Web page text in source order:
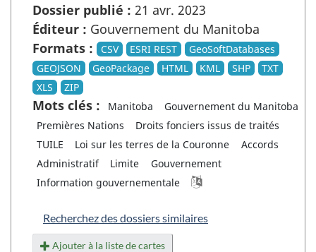
Dossier publié : 21 avr. 2023
Éditeur : Gouvernement du Manitoba
Formats :
CSV ESRI REST
GeoSoftDatabases
GEOJSON
GeoPackage HTML KML SHP
TXT
XLS
ZIP
Mots clés : Manitoba
Gouvernement du Manitoba
Premières Nations
Droits fonciers issus de traités
TUILE
Loi sur les terres de la Couronne
Accords
Administratif
Limite
Gouvernement
Information gouvernementale
Recherchez des dossiers similaires
Ajouter à la liste de cartes